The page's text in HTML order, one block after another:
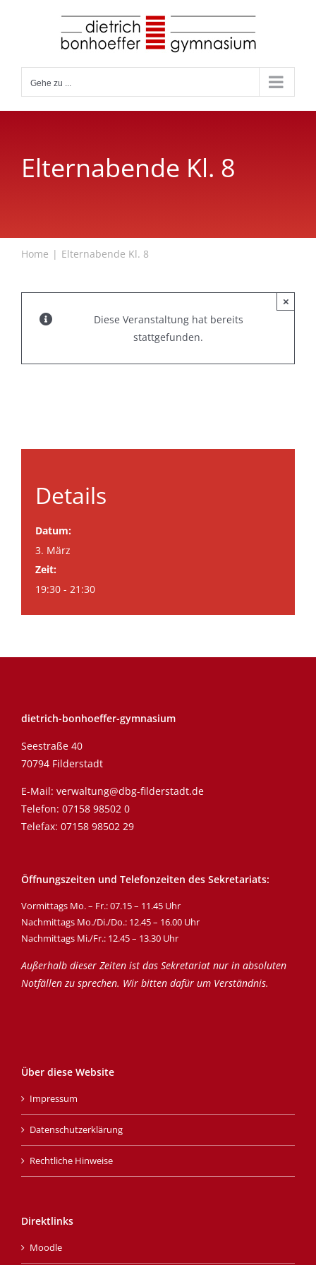
Gehe zu ...
Elternabende Kl. 8
Home Elternabende Kl. 8
Diese Veranstaltung hat bereits
stattgefunden.
×
Details
Datum:
3. März
Zeit:
19:30 - 21:30
dietrich-bonhoeffer-gymnasium
Seestraße 40
70794 Filderstadt
E-Mail: verwaltung@dbg-filderstadt.de
Telefon: 07158 98502 0
Telefax: 07158 98502 29
Öffnungszeiten und Telefonzeiten des Sekretariats:
Vormittags Mo. – Fr.: 07.15 – 11.45 Uhr
Nachmittags Mo./Di./Do.: 12.45 – 16.00 Uhr
Nachmittags Mi./Fr.: 12.45 – 13.30 Uhr
Außerhalb dieser Zeiten ist das Sekretariat nur in absoluten
Notfällen zu sprechen. Wir bitten dafür um Verständnis.
Über diese Website
Impressum
Datenschutzerklärung
Rechtliche Hinweise
Direktlinks
Moodle